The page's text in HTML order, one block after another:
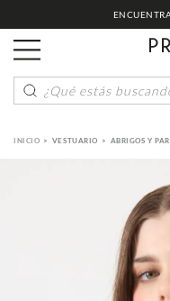
¿Qué estás
VESTUARIO ABRIGOS Y